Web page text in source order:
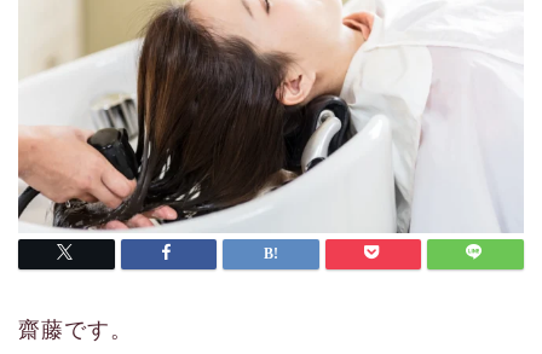
齋藤です。